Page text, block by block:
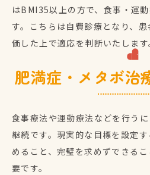
はBMI35以上の方で、食事・運
す。こちらは自費診療となり、
価した上で適応を判断いたします
肥満症・メタボ治
食事療法や運動療法などを行う
継続です。現実的な目標を設定
めること、完璧を求めずできる
要です。